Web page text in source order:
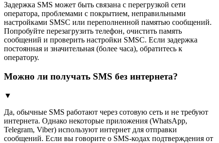
Задержка SMS может быть связана с перегрузкой сети
оператора, проблемами с покрытием, неправильными
настройками SMSC или переполненной памятью сообщений.
Попробуйте перезагрузить телефон, очистить память
сообщений и проверить настройки SMSC. Если задержка
постоянная и значительная (более часа), обратитесь к
оператору.
Можно ли получать SMS без интернета?
▼
Да, обычные SMS работают через сотовую сеть и не требуют
интернета. Однако некоторые приложения (WhatsApp,
Telegram, Viber) используют интернет для отправки
сообщений. Если вы говорите о SMS-кодах подтверждения от